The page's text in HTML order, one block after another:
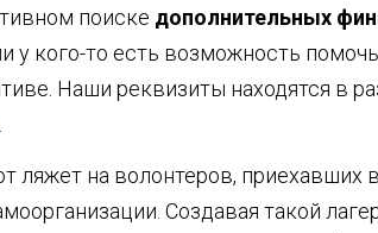
поиске дополнительных
у кого-то есть возможность
Наши реквизиты находятся в
ляжет на волонтеров,
Создавая такой